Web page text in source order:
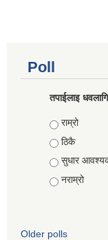
Poll
तपाईलाइ
Choices
राम्रो
ठिकै
सुधार
नराम्रो
Older polls